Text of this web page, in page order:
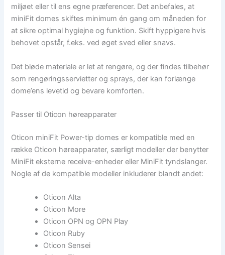
miljøet eller til ens egne præferencer. Det anbefales, at
miniFit domes skiftes minimum én gang om måneden for
at sikre optimal hygiejne og funktion. Skift hyppigere hvis
behovet opstår, f.eks. ved øget sved eller snavs.
Det bløde materiale er let at rengøre, og der findes tilbehør
som rengøringsservietter og sprays, der kan forlænge
dome’ens levetid og bevare komforten.
Passer til Oticon høreapparater
Oticon miniFit Power-tip domes er kompatible med en
række Oticon høreapparater, særligt modeller der benytter
MiniFit eksterne receive-enheder eller MiniFit tyndslanger.
Nogle af de kompatible modeller inkluderer blandt andet:
Oticon Alta
Oticon More
Oticon OPN og OPN Play
Oticon Ruby
Oticon Sensei